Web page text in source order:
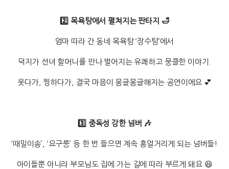
2️⃣ 목욕탕에서 펼쳐지는 판타지 🛁
엄마 따라 간 동네 목욕탕 ‘장수탕’에서
덕지가 선녀 할머니를 만나 벌어지는 유쾌하고 뭉클한 이야기.
웃다가, 찡하다가, 결국 마음이 몽글몽글해지는 공연이에요 💕
3️⃣ 중독성 강한 넘버 🎶
‘때밀이송’, ‘요구룽’ 등 한 번 들으면 계속 흥얼거리게 되는 넘버들!
아이들뿐 아니라 부모님도 집에 가는 길에 따라 부르게 돼요 😆